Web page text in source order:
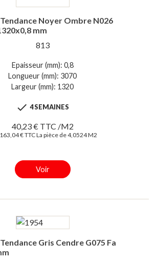
Noyer Ombre N026
mm
813
Epaisseur (mm): 0,8
Longueur (mm): 3070
Largeur (mm): 1320
 4 SEMAINES
40,23 € TTC /M2
€ TTC La pièce de 4,0524 M2
Voir
Gris Cendre G075 Fa